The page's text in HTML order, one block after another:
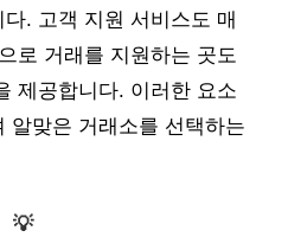
. 고객 지원 서비스도 매
로 거래를 지원하는 곳도
제공합니다. 이러한 요소
알맞은 거래소를 선택하는
💡